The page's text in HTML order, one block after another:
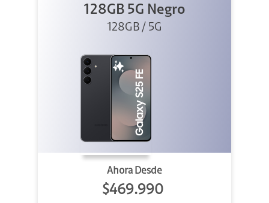
128GB 5G Negro
128GB / 5G
Ahora Desde
$469.990